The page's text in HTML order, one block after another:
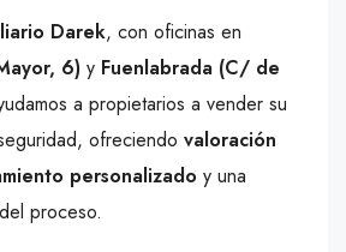
Darek, con oficinas en
6) y Fuenlabrada (C/ de
a propietarios a vender su
ofreciendo valoración
personalizado y una
del proceso.